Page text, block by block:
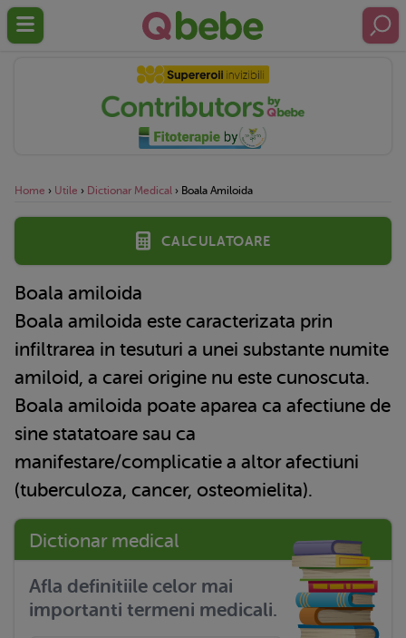
Home › Utile › Dictionar Medical › Boala Amiloida
Calculatoare
Boala amiloida
Boala amiloida este caracterizata prin
infiltrarea in tesuturi a unei substante numite
amiloid, a carei origine nu este cunoscuta.
Boala amiloida poate aparea ca afectiune de
sine statatoare sau ca
manifestare/complicatie a altor afectiuni
(tuberculoza, cancer, osteomielita).
Dictionar medical
Afla definitiile celor mai
importanti termeni medicali.